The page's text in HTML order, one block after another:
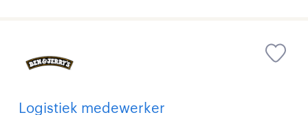
Logistiek medewerker